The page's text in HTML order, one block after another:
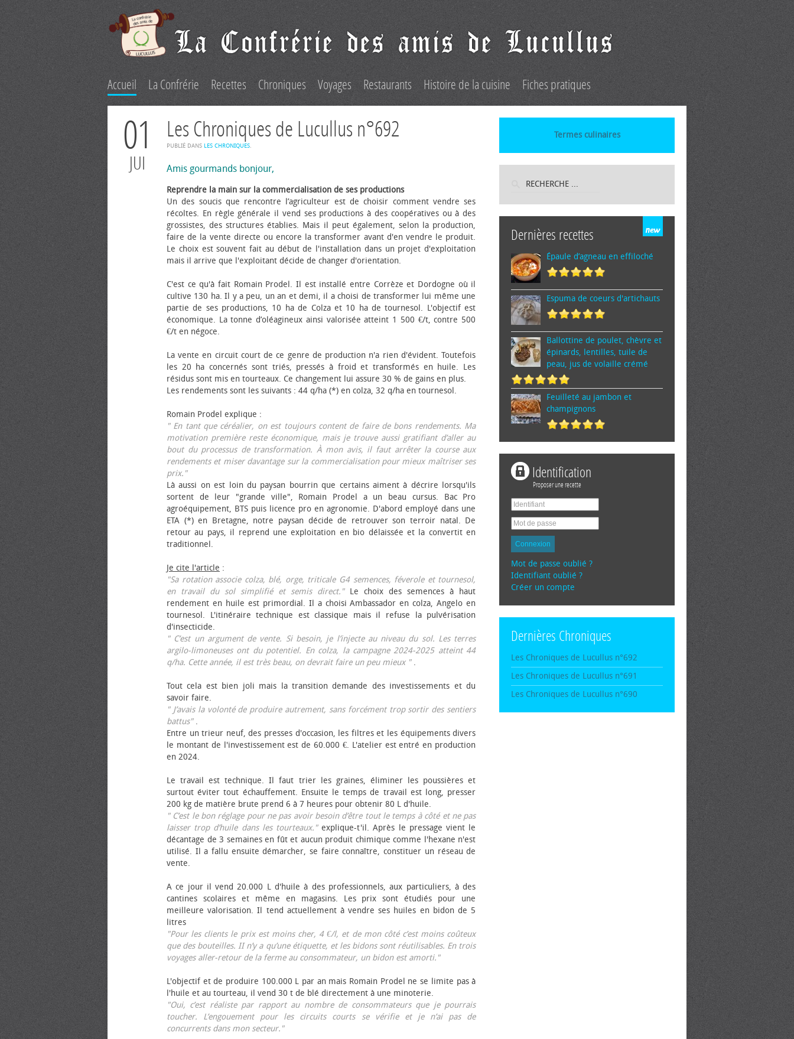
Accueil La Confrérie Recettes Chroniques Voyages Restaurants Histoire de la cuisine Fiches pratiques
01
JUI
Les Chroniques de Lucullus n°692
PUBLIÉ DANS LES CHRONIQUES.
Amis gourmands bonjour,
Reprendre la main sur la commercialisation de ses productions
Un des soucis que rencontre l’agriculteur est de choisir comment vendre ses
récoltes. En règle générale il vend ses productions à des coopératives ou à des
grossistes, des structures établies. Mais il peut également, selon la production,
faire de la vente directe ou encore la transformer avant d'en vendre le produit.
Le choix est souvent fait au début de l'installation dans un projet d'exploitation
mais il arrive que l'exploitant décide de changer d'orientation.
C'est ce qu'à fait Romain Prodel. Il est installé entre Corrèze et Dordogne où il
cultive 130 ha. Il y a peu, un an et demi, il a choisi de transformer lui même une
partie de ses productions, 10 ha de Colza et 10 ha de tournesol. L'objectif est
économique. La tonne d’oléagineux ainsi valorisée atteint 1 500 €/t, contre 500
€/t en négoce.
La vente en circuit court de ce genre de production n'a rien d'évident. Toutefois
les 20 ha concernés sont triés, pressés à froid et transformés en huile. Les
résidus sont mis en tourteaux. Ce changement lui assure 30 % de gains en plus.
Les rendements sont les suivants : 44 q/ha (*) en colza, 32 q/ha en tournesol.
Romain Prodel explique :
" En tant que céréalier, on est toujours content de faire de bons rendements. Ma
motivation première reste économique, mais je trouve aussi gratifiant d’aller au
bout du processus de transformation. À mon avis, il faut arrêter la course aux
rendements et miser davantage sur la commercialisation pour mieux maîtriser ses
prix."
Là aussi on est loin du paysan bourrin que certains aiment à décrire lorsqu'ils
sortent de leur "grande ville", Romain Prodel a un beau cursus. Bac Pro
agroéquipement, BTS puis licence pro en agronomie. D'abord employé dans une
ETA (*) en Bretagne, notre paysan décide de retrouver son terroir natal. De
retour au pays, il reprend une exploitation en bio délaissée et la convertit en
traditionnel.
Je cite l'article :
"Sa rotation associe colza, blé, orge, triticale G4 semences, féverole et tournesol,
en travail du sol simplifié et semis direct."Le choix des semences à haut
rendement en huile est primordial. Il a choisi Ambassador en colza, Angelo en
tournesol. L'itinéraire technique est classique mais il refuse la pulvérisation
d'insecticide.
" C’est un argument de vente. Si besoin, je l’injecte au niveau du sol. Les terres
argilo-limoneuses ont du potentiel. En colza, la campagne 2024-2025 atteint 44
q/ha. Cette année, il est très beau, on devrait faire un peu mieux ".
Tout cela est bien joli mais la transition demande des investissements et du
savoir faire.
" J’avais la volonté de produire autrement, sans forcément trop sortir des sentiers
battus".
Entre un trieur neuf, des presses d'occasion, les filtres et les équipements divers
le montant de l'investissement est de 60.000 €. L'atelier est entré en production
en 2024.
Le travail est technique. Il faut trier les graines, éliminer les poussières et
surtout éviter tout échauffement. Ensuite le temps de travail est long, presser
200 kg de matière brute prend 6 à 7 heures pour obtenir 80 L d'huile.
" C’est le bon réglage pour ne pas avoir besoin d’être tout le temps à côté et ne pas
laisser trop d’huile dans les tourteaux."explique-t'il. Après le pressage vient le
décantage de 3 semaines en fût et aucun produit chimique comme l'hexane n'est
utilisé. Il a fallu ensuite démarcher, se faire connaître, constituer un réseau de
vente.
A ce jour il vend 20.000 L d'huile à des professionnels, aux particuliers, à des
cantines scolaires et même en magasins. Les prix sont étudiés pour une
meilleure valorisation. Il tend actuellement à vendre ses huiles en bidon de 5
litres
"Pour les clients le prix est moins cher, 4 €/l, et de mon côté c’est moins coûteux
que des bouteilles. II n’y a qu’une étiquette, et les bidons sont réutilisables. En trois
voyages aller-retour de la ferme au consommateur, un bidon est amorti."
L'objectif et de produire 100.000 L par an mais Romain Prodel ne se limite pas à
l'huile et au tourteau, il vend 30 t de blé directement à une minoterie.
"Oui, c’est réaliste par rapport au nombre de consommateurs que je pourrais
toucher. L’engouement pour les circuits courts se vérifie et je n’ai pas de
concurrents dans mon secteur."
Termes culinaires
Dernières recettes
Épaule d’agneau en effiloché
Espuma de cœurs d'artichauts
Ballottine de poulet, chèvre et
épinards, lentilles, tuile de
peau, jus de volaille crémé
Feuilleté au jambon et
champignons
Identification
Proposer une recette
Connexion
Mot de passe oublié ?
Identifiant oublié ?
Créer un compte
Dernières Chroniques
Les Chroniques de Lucullus n°692
Les Chroniques de Lucullus n°691
Les Chroniques de Lucullus n°690